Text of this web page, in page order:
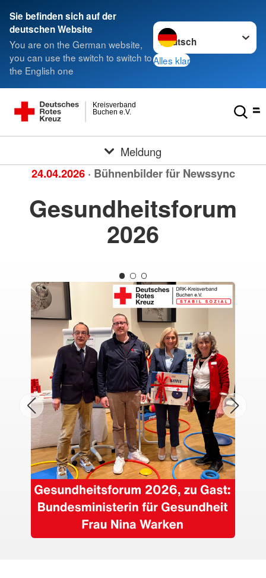
Sie befinden sich auf der
deutschen Website
You are on the German website,
you can use the switch to switch to
the English one
Sprache wechseln zu
Alles klar
Buchen e.V.
Kreisverband
Meldung
24.04.2026 · Bühnenbilder für Newssync
Gesundheitsforum
2026